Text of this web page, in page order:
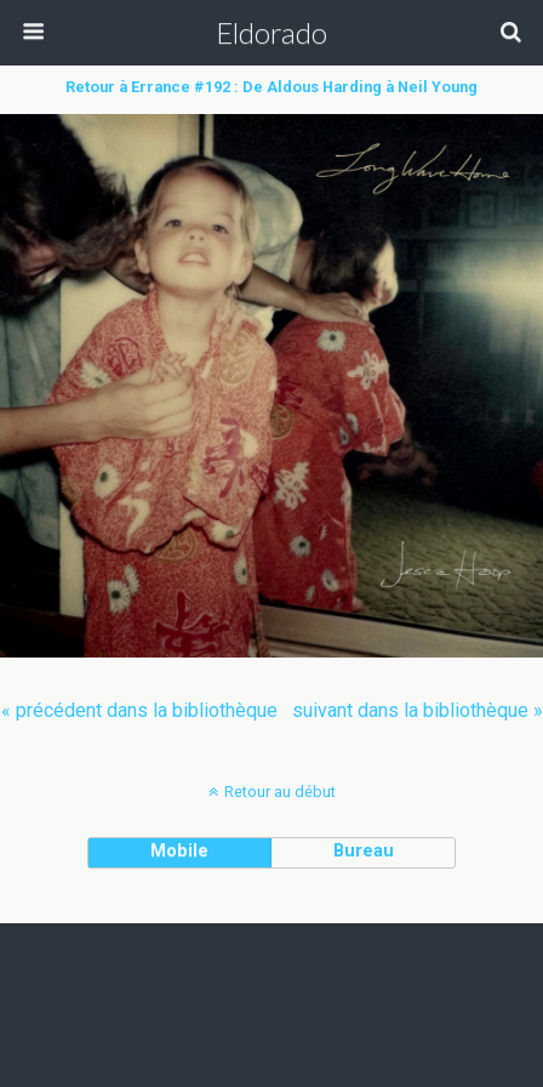
Eldorado
Retour à Errance #192 : De Aldous Harding à Neil Young
« précédent dans la bibliothèque suivant dans la bibliothèque »
Retour au début
Mobile Bureau